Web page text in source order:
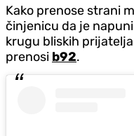
Kako prenose strani
činjenicu da je
krugu bliskih
prenosi b92.